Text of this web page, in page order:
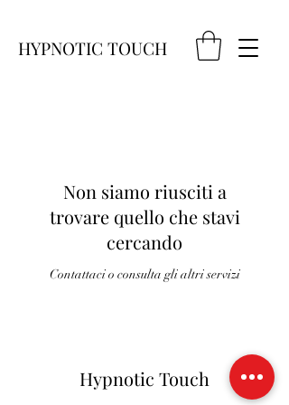
HYPNOTIC TOUCH
Non siamo riusciti a
trovare quello che stavi
cercando
Contattaci o consulta gli altri servizi
Hypnotic Touch